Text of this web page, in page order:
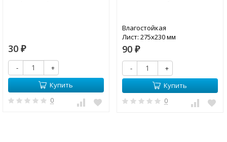
30 ₽
-
+
Купить
0
Влагостойкая
Лист: 275х230 мм
90 ₽
-
+
Купить
0